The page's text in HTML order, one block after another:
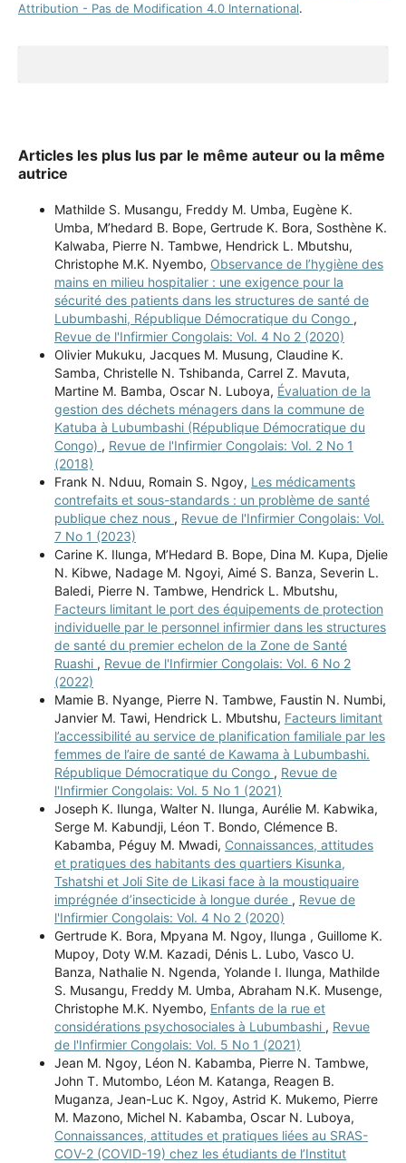
Attribution - Pas de Modification 4.0 International.
Articles les plus lus par le même auteur ou la même
autrice
Mathilde S. Musangu, Freddy M. Umba, Eugène K.
Umba, M’hedard B. Bope, Gertrude K. Bora, Sosthène K.
Kalwaba, Pierre N. Tambwe, Hendrick L. Mbutshu,
Christophe M.K. Nyembo, Observance de l’hygiène des
mains en milieu hospitalier : une exigence pour la
sécurité des patients dans les structures de santé de
Lubumbashi, République Démocratique du Congo ,
Revue de l'Infirmier Congolais: Vol. 4 No 2 (2020)
Olivier Mukuku, Jacques M. Musung, Claudine K.
Samba, Christelle N. Tshibanda, Carrel Z. Mavuta,
Martine M. Bamba, Oscar N. Luboya, Évaluation de la
gestion des déchets ménagers dans la commune de
Katuba à Lubumbashi (République Démocratique du
Congo) , Revue de l'Infirmier Congolais: Vol. 2 No 1
(2018)
Frank N. Nduu, Romain S. Ngoy, Les médicaments
contrefaits et sous-standards : un problème de santé
publique chez nous , Revue de l'Infirmier Congolais: Vol.
7 No 1 (2023)
Carine K. Ilunga, M’Hedard B. Bope, Dina M. Kupa, Djelie
N. Kibwe, Nadage M. Ngoyi, Aimé S. Banza, Severin L.
Baledi, Pierre N. Tambwe, Hendrick L. Mbutshu,
Facteurs limitant le port des équipements de protection
individuelle par le personnel infirmier dans les structures
de santé du premier echelon de la Zone de Santé
Ruashi , Revue de l'Infirmier Congolais: Vol. 6 No 2
(2022)
Mamie B. Nyange, Pierre N. Tambwe, Faustin N. Numbi,
Janvier M. Tawi, Hendrick L. Mbutshu, Facteurs limitant
l’accessibilité au service de planification familiale par les
femmes de l’aire de santé de Kawama à Lubumbashi.
République Démocratique du Congo , Revue de
l'Infirmier Congolais: Vol. 5 No 1 (2021)
Joseph K. Ilunga, Walter N. Ilunga, Aurélie M. Kabwika,
Serge M. Kabundji, Léon T. Bondo, Clémence B.
Kabamba, Péguy M. Mwadi, Connaissances, attitudes
et pratiques des habitants des quartiers Kisunka,
Tshatshi et Joli Site de Likasi face à la moustiquaire
imprégnée d’insecticide à longue durée , Revue de
l'Infirmier Congolais: Vol. 4 No 2 (2020)
Gertrude K. Bora, Mpyana M. Ngoy, Ilunga , Guillome K.
Mupoy, Doty W.M. Kazadi, Dénis L. Lubo, Vasco U.
Banza, Nathalie N. Ngenda, Yolande I. Ilunga, Mathilde
S. Musangu, Freddy M. Umba, Abraham N.K. Musenge,
Christophe M.K. Nyembo, Enfants de la rue et
considérations psychosociales à Lubumbashi , Revue
de l'Infirmier Congolais: Vol. 5 No 1 (2021)
Jean M. Ngoy, Léon N. Kabamba, Pierre N. Tambwe,
John T. Mutombo, Léon M. Katanga, Reagen B.
Muganza, Jean-Luc K. Ngoy, Astrid K. Mukemo, Pierre
M. Mazono, Michel N. Kabamba, Oscar N. Luboya,
Connaissances, attitudes et pratiques liées au SRAS-
COV-2 (COVID-19) chez les étudiants de l’Institut